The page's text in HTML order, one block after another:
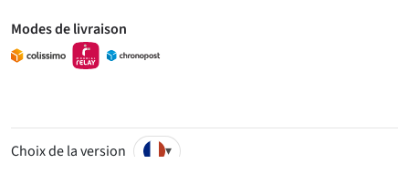
Modes de livraison
Choix de la version ▾